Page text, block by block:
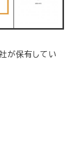
が保有してい